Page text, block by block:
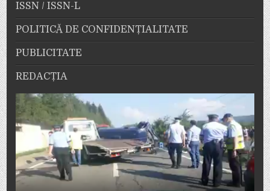
ISSN / ISSN-L
POLITICĂ DE CONFIDENȚIALITATE
PUBLICITATE
REDACȚIA